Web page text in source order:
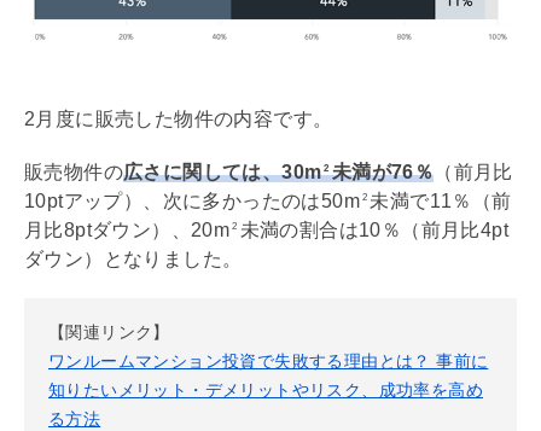
2月度に販売した物件の内容です。
販売物件の広さに関しては、30m 2 未満が76％ （前月比
10ptアップ）、次に多かったのは50m 2 未満で11％（前
月比8ptダウン）、20m 2 未満の割合は10％（前月比4pt
ダウン）となりました。
【関連リンク】
ワンルームマンション投資で失敗する理由とは？ 事前に
知りたいメリット・デメリットやリスク、成功率を高め
る方法